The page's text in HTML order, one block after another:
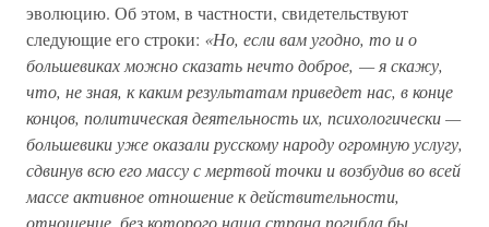
эволюцию. Об этом, в частности, свидетельствуют
следующие его строки: «Но, если вам угодно, то и о
большевиках можно сказать нечто доброе, — я скажу,
что, не зная, к каким результатам приведет нас, в конце
концов, политическая деятельность их, психологически —
большевики уже оказали русскому народу огромную услугу,
сдвинув всю его массу с мертвой точки и возбудив во всей
массе активное отношение к действительности,
отношение, без которого наша страна погибла бы.